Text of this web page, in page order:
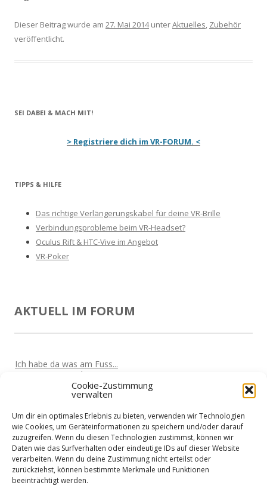
Cookie-Zustimmung
verwalten
Um dir ein optimales Erlebnis zu bieten, verwenden wir Technologien
wie Cookies, um Geräteinformationen zu speichern und/oder darauf
zuzugreifen. Wenn du diesen Technologien zustimmst, können wir
Daten wie das Surfverhalten oder eindeutige IDs auf dieser Website
verarbeiten. Wenn du deine Zustimmung nicht erteilst oder
zurückziehst, können bestimmte Merkmale und Funktionen
beeinträchtigt werden.
Dieser Beitrag wurde am 27. Mai 2014unterAktuelles, Zubehör
veröffentlicht.
SEI DABEI & MACH MIT!
> Registriere dich im VR-FORUM. <
TIPPS & HILFE
Das richtige Verlängerungskabel für deine VR-Brille
Verbindungsprobleme beim VR-Headset?
Oculus Rift & HTC-Vive im Angebot
VR-Poker
AKTUELL IM FORUM
Ich habe da was am Fuss...
Vor 5 Jahren
Oculus Quest wird den Markt überrollen
Kabellose VR-Gaming mit einem Clould-Gaming Dienst?
VonNikVor 5 Jahren
Wieder nicht in den Urlaub fliegen?
VonMartin Vor 5 Jahren
Home-Office treibt Stromkosten